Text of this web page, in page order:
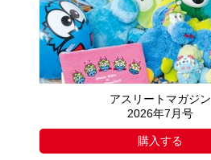
アスリートマガジン
2026年7月号
購入する